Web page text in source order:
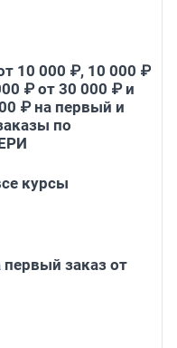
10 000 ₽, 10 000 ₽
₽ от 30 000 ₽ и
₽ на первый и
по
курсы
заказ от